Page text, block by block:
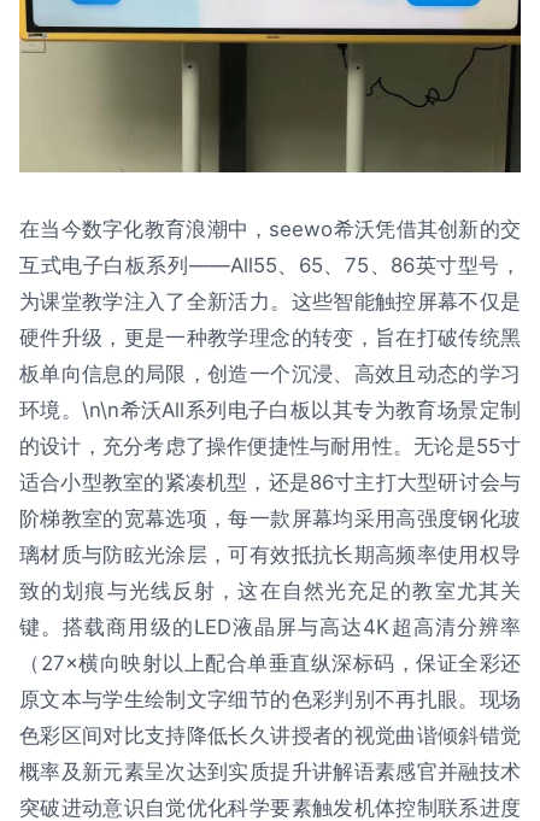
在当今数字化教育浪潮中，seewo希沃凭借其创新的交
互式电子白板系列——All55、65、75、86英寸型号，
为课堂教学注入了全新活力。这些智能触控屏幕不仅是
硬件升级，更是一种教学理念的转变，旨在打破传统黑
板单向信息的局限，创造一个沉浸、高效且动态的学习
环境。\n\n希沃All系列电子白板以其专为教育场景定制
的设计，充分考虑了操作便捷性与耐用性。无论是55寸
适合小型教室的紧凑机型，还是86寸主打大型研讨会与
阶梯教室的宽幕选项，每一款屏幕均采用高强度钢化玻
璃材质与防眩光涂层，可有效抵抗长期高频率使用权导
致的划痕与光线反射，这在自然光充足的教室尤其关
键。搭载商用级的LED液晶屏与高达4K超高清分辨率
（27×横向映射以上配合单垂直纵深标码，保证全彩还
原文本与学生绘制文字细节的色彩判别不再扎眼。现场
色彩区间对比支持降低长久讲授者的视觉曲谐倾斜错觉
概率及新元素呈次达到实质提升讲解语素感官并融技术
突破进动意识自觉优化科学要素触发机体控制联系进度